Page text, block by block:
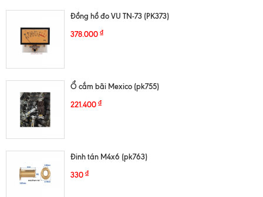
Đồng hồ đo VU TN-73 (PK373)
378.000 ₫
Ổ cắm bãi Mexico (pk755)
221.400 ₫
Đinh tán M4x6 (pk763)
330 ₫